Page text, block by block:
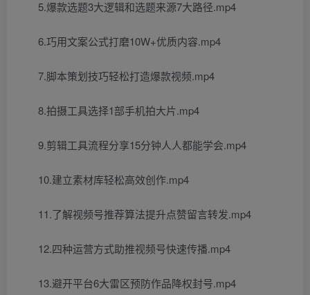
5.爆款选题3大逻辑和选题来源7大路径.mp4
6.巧用文案公式打磨10W+优质内容.mp4
7.脚本策划技巧轻松打造爆款视频.mp4
8.拍摄工具选择1部手机拍大片.mp4
9.剪辑工具流程分享15分钟人人都能学会.mp4
10.建立素材库轻松高效创作.mp4
11.了解视频号推荐算法提升点赞留言转发.mp4
12.四种运营方式助推视频号快速传播.mp4
13.避开平台6大雷区预防作品降权封号.mp4